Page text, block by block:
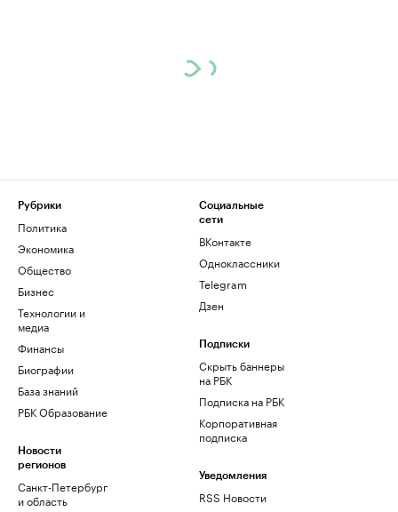
Рубрики
Политика
Экономика
Общество
Бизнес
Технологии и
медиа
Финансы
Биографии
База знаний
РБК Образование
Новости
регионов
Санкт-Петербург
и область
Социальные
сети
ВКонтакте
Одноклассники
Telegram
Дзен
Подписки
Скрыть баннеры
на РБК
Подписка на РБК
Корпоративная
подписка
Уведомления
RSS Новости